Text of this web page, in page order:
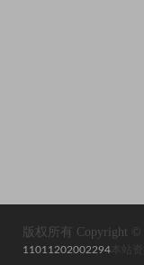
版权所有 Copyright ©
11011202002294 本站